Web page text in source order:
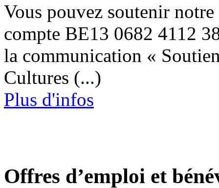
Vous pouvez soutenir
compte BE13 0682 4112
la communication «
Cultures (...)
Plus d'infos
Offres d’emploi et